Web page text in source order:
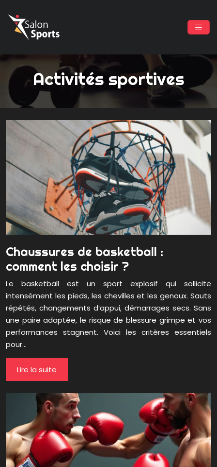
Activités sportives
Chaussures de basketball :
comment les choisir ?
Le basketball est un sport explosif qui sollicite
intensément les pieds, les chevilles et les genoux. Sauts
répétés, changements d’appui, démarrages secs. Sans
une paire adaptée, le risque de blessure grimpe et vos
performances stagnent. Voici les critères essentiels
pour…
Lire la suite